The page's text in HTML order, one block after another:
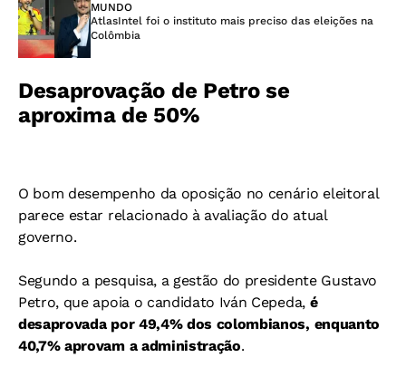
MUNDO
AtlasIntel foi o instituto mais preciso das eleições na
Colômbia
Desaprovação de Petro se
aproxima de 50%
O bom desempenho da oposição no cenário eleitoral
parece estar relacionado à avaliação do atual
governo.
Segundo a pesquisa, a gestão do presidente Gustavo
Petro, que apoia o candidato Iván Cepeda,é
desaprovada por 49,4% dos colombianos, enquanto
40,7% aprovam a administração.